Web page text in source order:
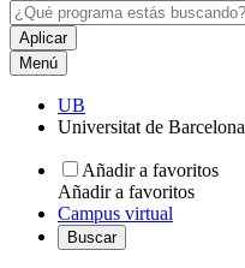
Menú
UB
Universitat de Barcelona
Añadir a favoritos
Añadir a favoritos
Campus virtual
Buscar